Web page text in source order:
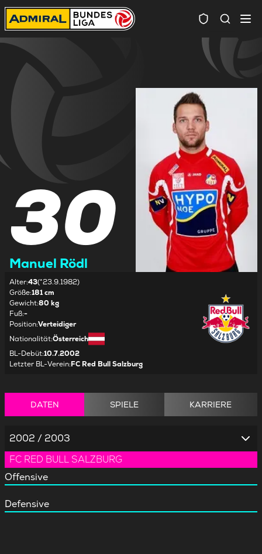
30
Manuel Rödl
Alter:43(*23.9.1982)
Größe:181 cm
Gewicht:80 kg
Fuß:-
Position:Verteidiger
Nationalität:Österreich
BL-Debüt:10.7.2002
Letzter BL-Verein:FC Red Bull Salzburg
DATEN SPIELE KARRIERE
2002 / 2003
FC RED BULL SALZBURG
Offensive
Defensive